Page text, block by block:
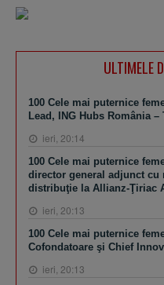
ULTIMELE
100 Cele mai puternice
Lead, ING Hubs România
ieri, 20:14
100 Cele mai puternice
director general adjunct
distribuţie la Allianz-Ţiriac
ieri, 20:13
100 Cele mai puternice
Cofondatoare şi Chief
ieri, 20:13